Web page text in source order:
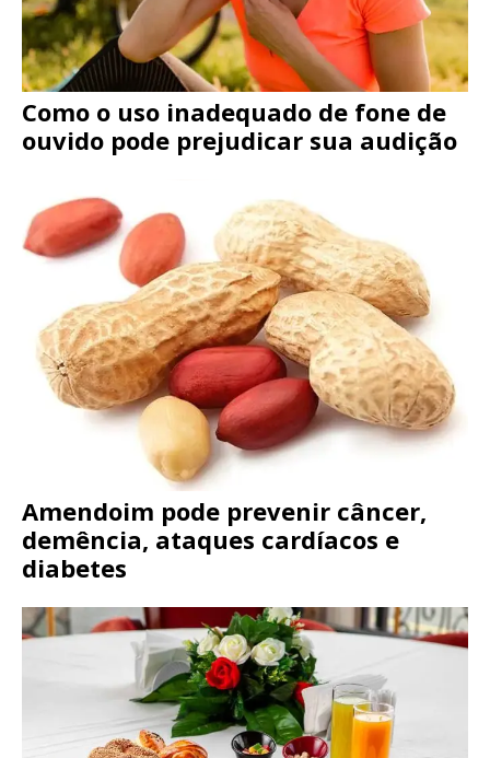
Como o uso inadequado de fone de
ouvido pode prejudicar sua audição
Amendoim pode prevenir câncer,
demência, ataques cardíacos e
diabetes